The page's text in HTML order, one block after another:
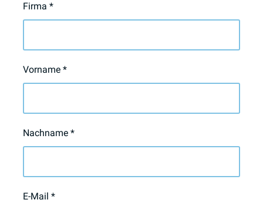
Firma *
Vorname *
Nachname *
E-Mail *